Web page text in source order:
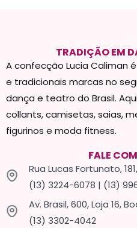
TRADIÇÃO EM
A confecção Lucia Caliman
e tradicionais marcas no
dança e teatro do Brasil.
collants, camisetas, saias,
figurinos e moda fitness.
FALE
Rua Lucas Fortunato,
(13) 3224-6078 | (13)
Av. Brasil, 600, Loja 16,
(13) 3302-4042